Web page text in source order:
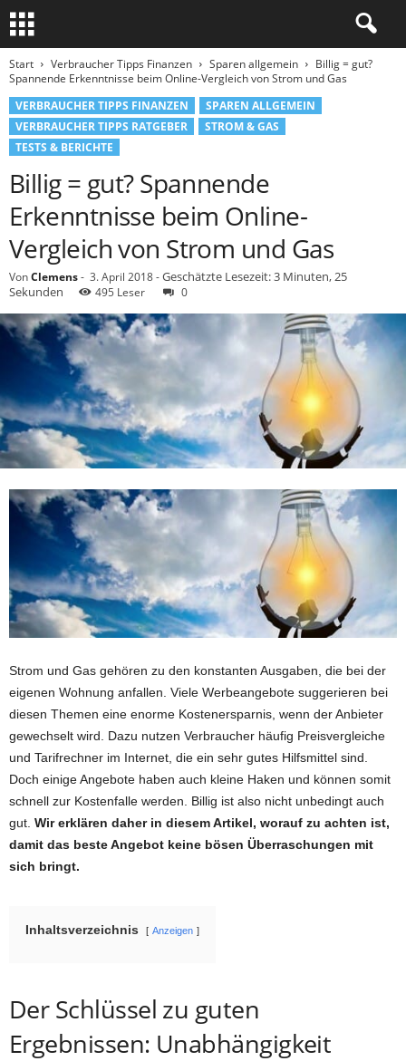
Start Verbraucher Tipps Finanzen Sparen allgemein
Billig = gut?
Spannende Erkenntnisse beim Online-Vergleich von Strom und Gas
VERBRAUCHER TIPPS FINANZEN
SPAREN ALLGEMEIN
VERBRAUCHER TIPPS RATGEBER
STROM & GAS
TESTS & BERICHTE
Billig = gut? Spannende
Erkenntnisse beim Online-
Vergleich von Strom und Gas
VonClemens- 3. April 2018-Geschätzte Lesezeit: 3 Minuten, 25
Sekunden
495 Leser 0
Strom und Gas gehören zu den konstanten Ausgaben, die bei der
eigenen Wohnung anfallen. Viele Werbeangebote suggerieren bei
diesen Themen eine enorme Kostenersparnis, wenn der Anbieter
gewechselt wird. Dazu nutzen Verbraucher häufig Preisvergleiche
und Tarifrechner im Internet, die ein sehr gutes Hilfsmittel sind.
Doch einige Angebote haben auch kleine Haken und können somit
schnell zur Kostenfalle werden. Billig ist also nicht unbedingt auch
gut. Wir erklären daher in diesem Artikel, worauf zu achten ist,
damit das beste Angebot keine bösen Überraschungen mit
sich bringt.
Inhaltsverzeichnis Anzeigen
Der Schlüssel zu guten
Ergebnissen: Unabhängigkeit